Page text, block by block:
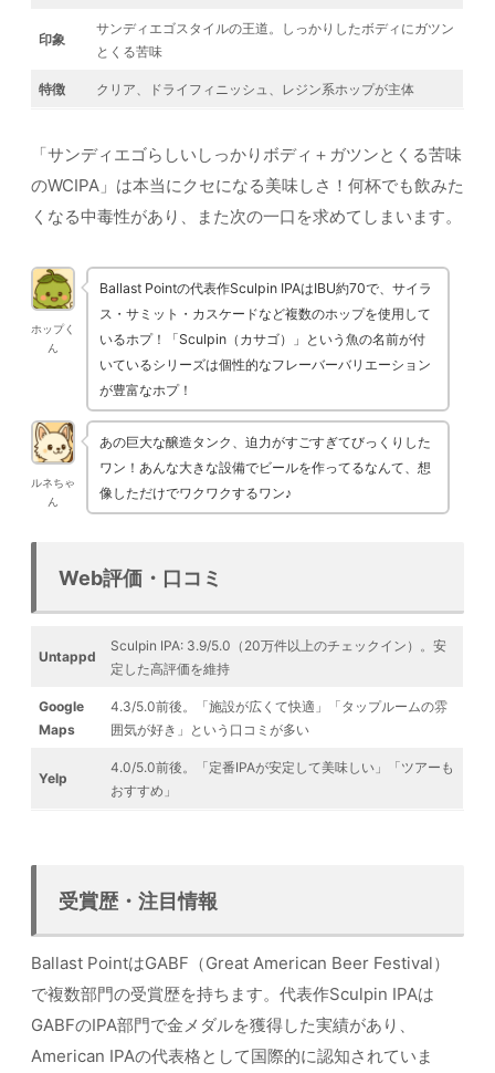
印象
サンディエゴスタイルの王道。しっかりしたボディにガツン
とくる苦味
特徴 クリア、ドライフィニッシュ、レジン系ホップが主体
「サンディエゴらしいしっかりボディ＋ガツンとくる苦味
のWCIPA」は本当にクセになる美味しさ！何杯でも飲みた
くなる中毒性があり、また次の一口を求めてしまいます。
ホップく
ん
Ballast Pointの代表作Sculpin IPAはIBU約70で、サイラ
ス・サミット・カスケードなど複数のホップを使用して
いるホプ！「Sculpin（カサゴ）」という魚の名前が付
いているシリーズは個性的なフレーバーバリエーション
が豊富なホプ！
ルネちゃ
ん
あの巨大な醸造タンク、迫力がすごすぎてびっくりした
ワン！あんな大きな設備でビールを作ってるなんて、想
像しただけでワクワクするワン♪
Web評価・口コミ
Untappd
Sculpin IPA: 3.9/5.0（20万件以上のチェックイン）。安
定した高評価を維持
Google
Maps
4.3/5.0前後。「施設が広くて快適」「タップルームの雰
囲気が好き」という口コミが多い
Yelp
4.0/5.0前後。「定番IPAが安定して美味しい」「ツアーも
おすすめ」
受賞歴・注目情報
Ballast PointはGABF（Great American Beer Festival）
で複数部門の受賞歴を持ちます。代表作Sculpin IPAは
GABFのIPA部門で金メダルを獲得した実績があり、
American IPAの代表格として国際的に認知されていま